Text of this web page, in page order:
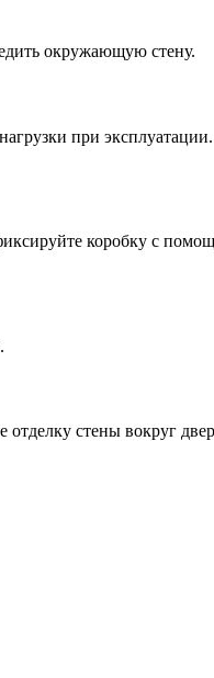
окружающую стену.
при
коробку с
стены вокруг